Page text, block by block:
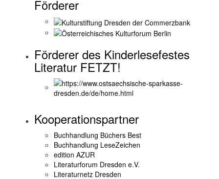
Förderer
Förderer des Kinderlesefestes
Literatur FETZT!
Kooperationspartner
Buchhandlung Büchers Best
Buchhandlung LeseZeichen
edition AZUR
Literaturforum Dresden e.V.
Literaturnetz Dresden